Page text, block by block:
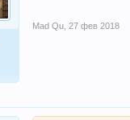
Mad Qu 27 фев 2018